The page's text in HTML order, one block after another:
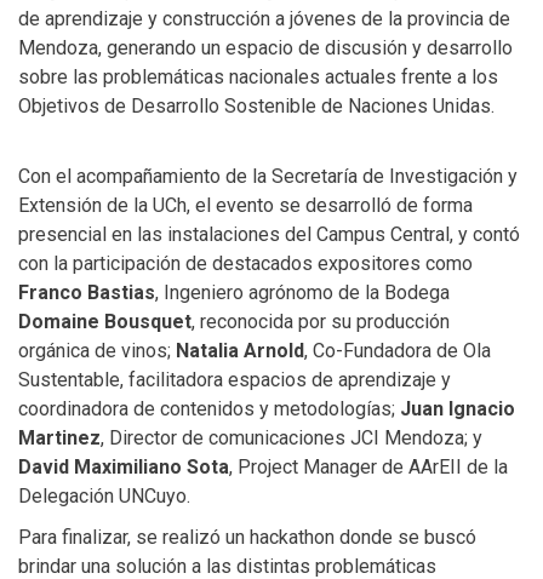
de aprendizaje y construcción a jóvenes de la provincia de
Mendoza, generando un espacio de discusión y desarrollo
sobre las problemáticas nacionales actuales frente a los
Objetivos de Desarrollo Sostenible de Naciones Unidas.
Con el acompañamiento de la Secretaría de Investigación y
Extensión de la UCh, el evento se desarrolló de forma
presencial en las instalaciones del Campus Central, y contó
con la participación de destacados expositores como
Franco Bastias, Ingeniero agrónomo de la Bodega
Domaine Bousquet, reconocida por su producción
orgánica de vinos; Natalia Arnold, Co-Fundadora de Ola
Sustentable, facilitadora espacios de aprendizaje y
coordinadora de contenidos y metodologías; Juan Ignacio
Martinez, Director de comunicaciones JCI Mendoza; y
David Maximiliano Sota, Project Manager de AArEII de la
Delegación UNCuyo.
Para finalizar, se realizó un hackathon donde se buscó
brindar una solución a las distintas problemáticas